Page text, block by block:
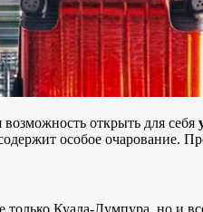
открыть для себя
особое очарование.
только Куала-Лумпура, но и